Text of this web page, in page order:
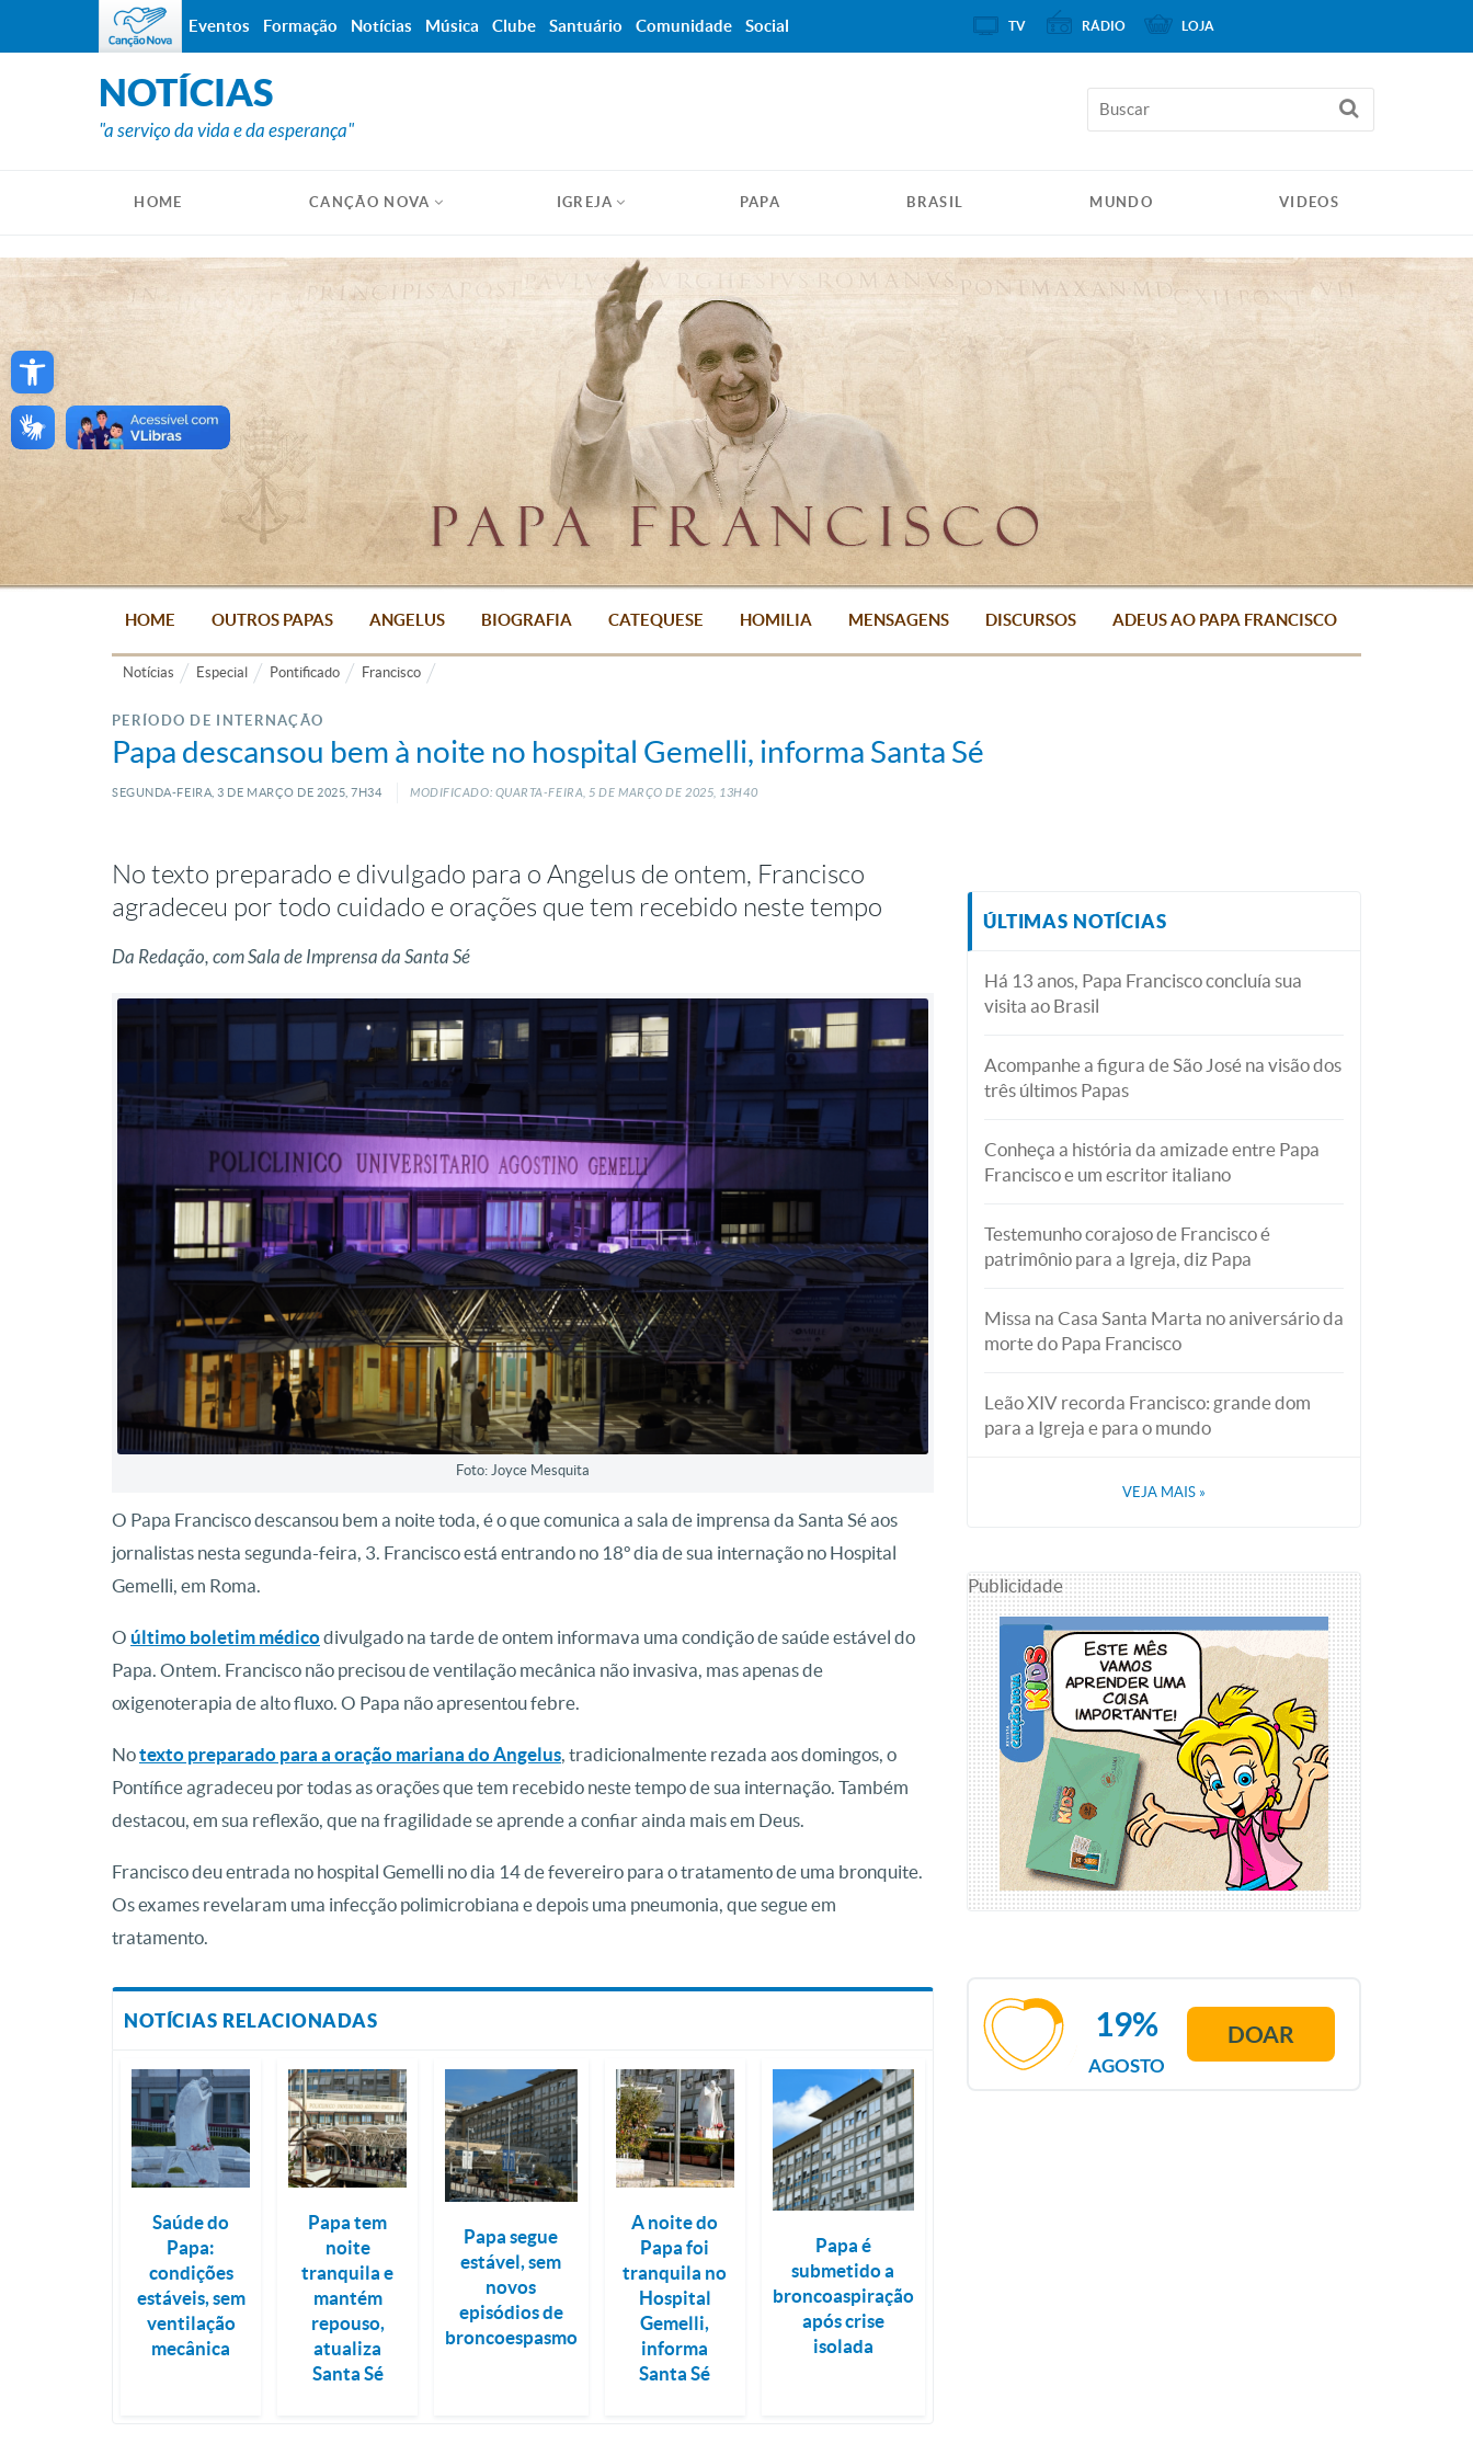
Open toolbar
NOTÍCIAS
"a serviço da vida e da esperança"
HOME CANÇÃO NOVA IGREJA PAPA BRASIL MUNDO VIDEOS
HOME OUTROS PAPAS ANGELUS BIOGRAFIA CATEQUESE HOMILIA MENSAGENS DISCURSOS ADEUS AO PAPA FRANCISCO
Notícias Especial Pontificado Francisco
PERÍODO DE INTERNAÇÃO
Papa descansou bem à noite no hospital Gemelli, informa Santa Sé
SEGUNDA-FEIRA, 3 DE MARÇO DE 2025, 7H34 MODIFICADO: QUARTA-FEIRA, 5 DEMARÇO DE2025, 13H40
No texto preparado e divulgado para o Angelus de ontem, Francisco
agradeceu por todo cuidado e orações que tem recebido neste tempo
Da Redação, com Sala de Imprensa da Santa Sé
Foto: Joyce Mesquita
O Papa Francisco descansou bem a noite toda, é o que comunica a sala de imprensa da Santa Sé aos
jornalistas nesta segunda-feira, 3. Francisco está entrando no 18º dia de sua internação no Hospital
Gemelli, em Roma.
O último boletim médicodivulgado na tarde de ontem informava uma condição de saúde estável do
Papa. Ontem. Francisco não precisou de ventilação mecânica não invasiva, mas apenas de
oxigenoterapia de alto fluxo. O Papa não apresentou febre.
Notexto preparado para a oração mariana do Angelus, tradicionalmente rezada aos domingos, o
Pontífice agradeceu por todas as orações que tem recebido neste tempo de sua internação. Também
destacou, em sua reflexão, que na fragilidade se aprende a confiar ainda mais em Deus.
Francisco deu entrada no hospital Gemelli no dia 14 de fevereiro para o tratamento de uma bronquite.
Os exames revelaram uma infecção polimicrobiana e depois uma pneumonia, que segue em
tratamento.
NOTÍCIAS RELACIONADAS
Saúde do
Papa:
condições
estáveis, sem
ventilação
mecânica
Papa tem
noite
tranquila e
mantém
repouso,
atualiza
Santa Sé
Papa segue
estável, sem
novos
episódios de
broncoespasmo
A noite do
Papa foi
tranquila no
Hospital
Gemelli,
informa
Santa Sé
Papa é
submetido a
broncoaspiração
após crise
isolada
ÚLTIMAS NOTÍCIAS
Há 13 anos, Papa Francisco concluía sua
visita ao Brasil
Acompanhe a figura de São José na visão dos
três últimos Papas
Conheça a história da amizade entre Papa
Francisco e um escritor italiano
Testemunho corajoso de Francisco é
patrimônio para a Igreja, diz Papa
Missa na Casa Santa Marta no aniversário da
morte do Papa Francisco
Leão XIV recorda Francisco: grande dom
para a Igreja e para o mundo
VEJA MAIS »
Publicidade
AGOSTO
19% DOAR
Eventos Formação Notícias Música Clube Santuário Comunidade Social TV RÁDIO LOJA